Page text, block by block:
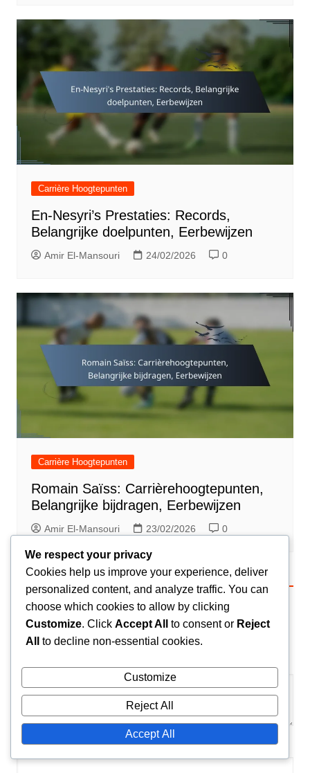
Carrière Hoogtepunten
En-Nesyri’s Prestaties: Records,
Belangrijke doelpunten, Eerbewijzen
Amir El-Mansouri 24/02/2026 0
Carrière Hoogtepunten
Romain Saïss: Carrièrehoogtepunten,
Belangrijke bijdragen, Eerbewijzen
Amir El-Mansouri 23/02/2026 0
Leave a Reply
Your email address will not be published.
Required
fields are marked
Comment*
Name*
We respect your privacy
Cookies help us improve your experience, deliver
personalized content, and analyze traffic. You can
choose which cookies to allow by clicking
Customize. Click Accept All to consent or Reject
All
to decline non-essential cookies.
Customize
Reject All
Accept All